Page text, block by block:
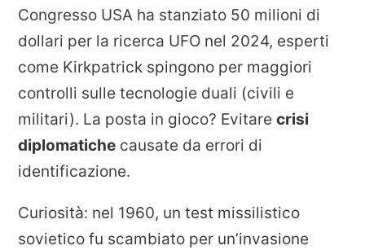
Congresso USA ha stanziato 50 milioni di
dollari per la ricerca UFO nel 2024, esperti
come Kirkpatrick spingono per maggiori
controlli sulle tecnologie duali (civili e
militari). La posta in gioco? Evitare crisi
diplomatiche causate da errori di
identificazione.
Curiosità: nel 1960, un test missilistico
sovietico fu scambiato per un’invasione